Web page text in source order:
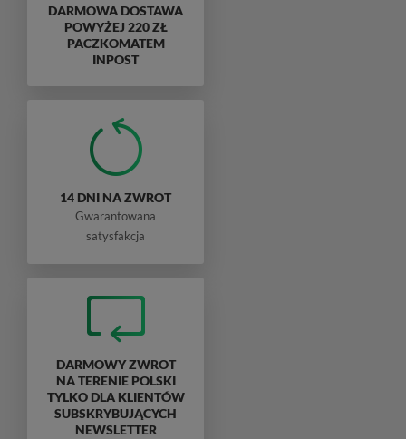
DARMOWA DOSTAWA
POWYŻEJ 220 ZŁ
PACZKOMATEM
INPOST
14 DNI NA ZWROT
Gwarantowana
satysfakcja
DARMOWY ZWROT
NA TERENIE POLSKI
TYLKO DLA KLIENTÓW
SUBSKRYBUJĄCYCH
NEWSLETTER